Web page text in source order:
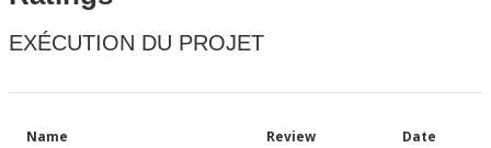
EXÉCUTION DU PROJET
Name Review Date